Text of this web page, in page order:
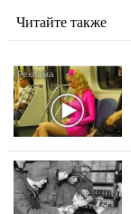
Читайте также